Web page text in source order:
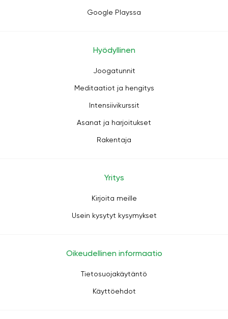
Google Playssa
Hyödyllinen
Joogatunnit
Meditaatiot ja hengitys
Intensiivikurssit
Asanat ja harjoitukset
Rakentaja
Yritys
Kirjoita meille
Usein kysytyt kysymykset
Oikeudellinen informaatio
Tietosuojakäytäntö
Käyttöehdot